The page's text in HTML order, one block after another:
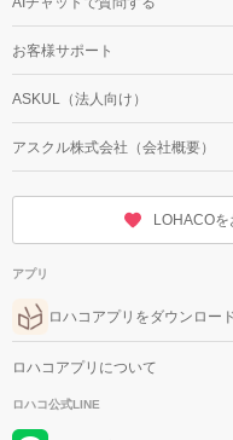
お客様サポート
ASKUL（法人向け）
アスクル株式会社（会社概要）
LOHACO
アプリ
ロハコアプリをダウンロー
ロハコアプリについて
ロハコ公式LINE